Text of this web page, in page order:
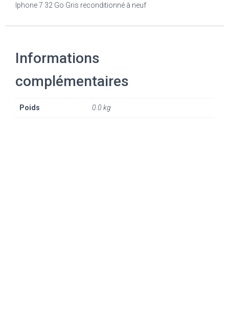
Iphone 7 32 Go Gris reconditionné à neuf
Informations
complémentaires
Poids 0.0 kg